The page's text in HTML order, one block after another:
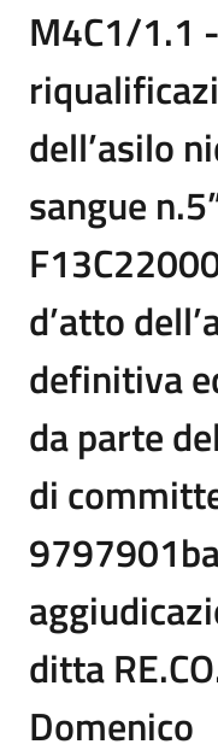
M4C1/1.1
dell’asilo
sangue
d’atto
definitiva
da parte
di
ditta
Domenico